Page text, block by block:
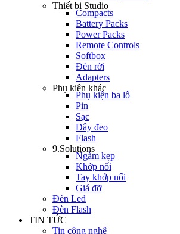
Thiết bị Studio
Compacts
Battery Packs
Power Packs
Remote Controls
Softbox
Đèn rời
Adapters
Phụ kiện khác
Phụ kiện ba lô
Pin
Sạc
Dây đeo
Flash
9.Solutions
Ngàm kẹp
Khớp nối
Tay khớp nối
Giá đỡ
Đèn Led
Đèn Flash
TIN TỨC
Tin công nghệ